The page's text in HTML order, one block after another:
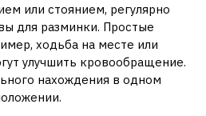
или стоянием, регулярно
для разминки. Простые
ходьба на месте или
улучшить кровообращение.
нахождения в одном